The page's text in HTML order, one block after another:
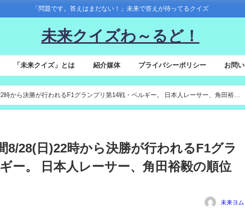
「問題です。答えはまだない！」未来で答えが待ってるクイズ
未来クイズわ～るど！
「未来クイズ」とは 紹介媒体 プライバシーポリシー お問
時から決勝が行われるF1グランプリ第14戦・ベルギー。 日本人レーサー、角田裕毅
8/28(日)22時から決勝が行われるF1グラ
ー。 日本人レーサー、角田裕毅の順位
未来ヨム